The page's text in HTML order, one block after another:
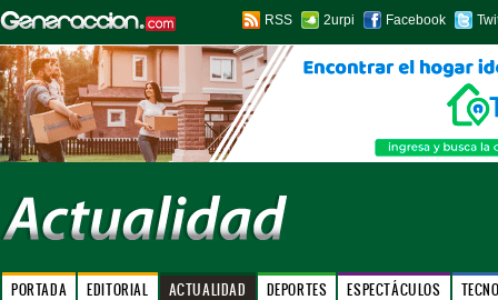
RSS 2urpi Facebook
PORTADA EDITORIAL ACTUALIDAD DEPORTES ESPECTÁCULOS